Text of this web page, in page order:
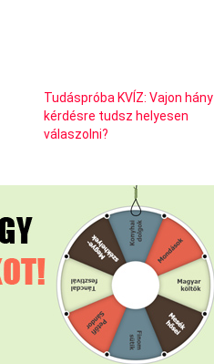
Tudáspróba KVÍZ: Vajon hány
kérdésre tudsz helyesen
válaszolni?